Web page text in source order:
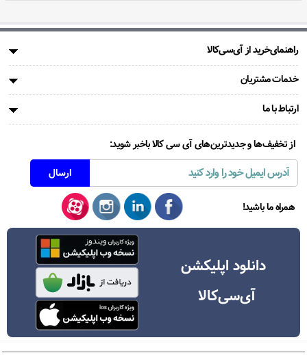
راهنمای‌خرید از آی‌سی‌کالا
خدمات مشتریان
ارتباط با ما
از تخفیف‌ها و جدیدترین‌های آی سی کالا باخبر شوید:
همراه ما باشید!
دانلود اپلیکشن
آی‌سی‌کالا